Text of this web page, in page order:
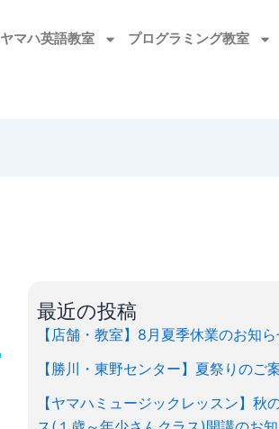
ヤマハ英語教室​ プログラミング教室
最近の投稿
【店舗・教室】8月夏季休業のお知
【勝川・東野センター】夏祭りのご
【ヤマハミュージックレッスン】秋